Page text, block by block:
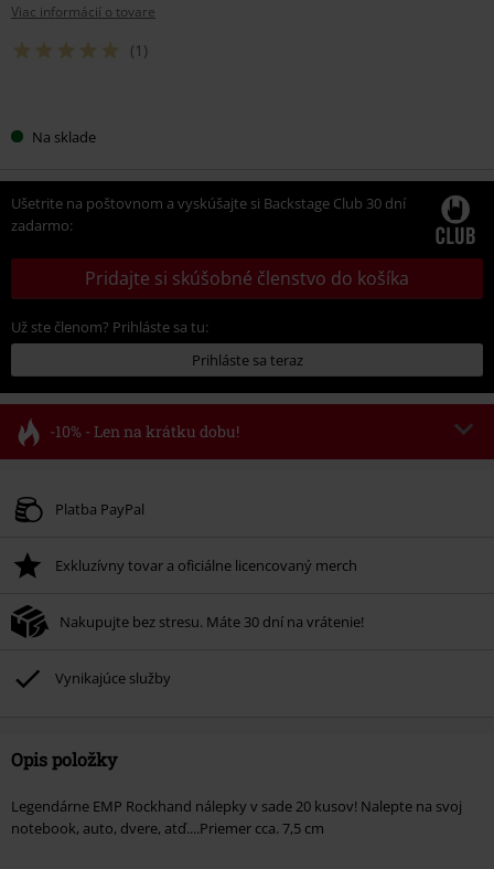
Viac informácií o tovare
(1)
si Na sklade
Ušetrite na poštovnom a vyskúšajte si Backstage Club 30 dní
zadarmo:
Pridajte si skúšobné členstvo do košíka
Už ste členom? Prihláste sa tu:
Prihláste sa teraz
-10% - Len na krátku dobu!
Platné do 8/11/26
Po zadaní kódu v košíku, sa zľava uplatní automaticky.
Nemožno kombinovať s inými akciovými kódmi. Zľava sa nevzťahuje na:
knihy, médiá, vstupenky, Rammstein, (Till) Lindemann, Böhse Onkelz,
ktorých kúpou podporíte nadáciu.
Platba PayPal
Exkluzívny tovar a oficiálne licencovaný merch
Nakupujte bez stresu. Máte 30 dní na vrátenie!
Vynikajúce služby
Opis položky
Legendárne EMP Rockhand nálepky v sade 20 kusov! Nalepte na svoj
notebook, auto, dvere, atď....Priemer cca. 7,5 cm